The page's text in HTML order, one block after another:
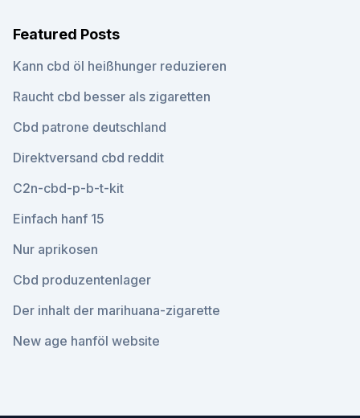
Featured Posts
Kann cbd öl heißhunger reduzieren
Raucht cbd besser als zigaretten
Cbd patrone deutschland
Direktversand cbd reddit
C2n-cbd-p-b-t-kit
Einfach hanf 15
Nur aprikosen
Cbd produzentenlager
Der inhalt der marihuana-zigarette
New age hanföl website